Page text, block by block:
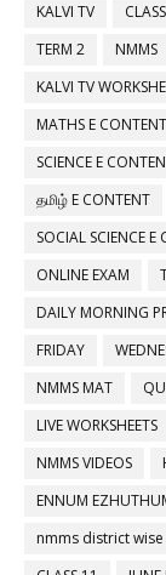
KALVI TV
TERM 2
NMMS
KALVI TV
MATHS E CONTENT
SCIENCE E
தமிழ் E CONTENT
SOCIAL SCIENCE E
ONLINE EXAM
DAILY MORNING
FRIDAY
NMMS MAT
LIVE WORKSHEETS
NMMS VIDEOS
ENNUM
nmms district